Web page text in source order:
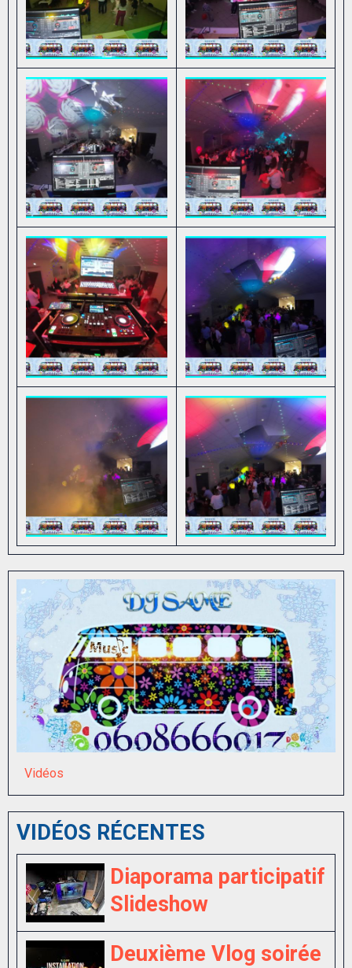
Vidéos
VIDÉOS RÉCENTES
Diaporama participatif
Slideshow
Deuxième Vlog soirée